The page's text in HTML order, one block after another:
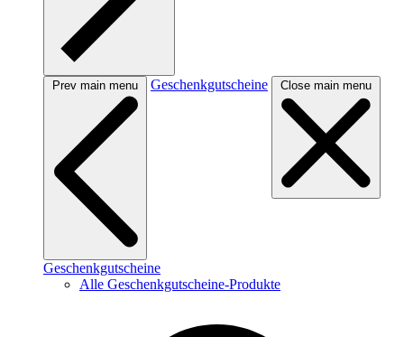
Prev main menu Geschenkgutscheine Close main menu
Geschenkgutscheine
Alle Geschenkgutscheine-Produkte